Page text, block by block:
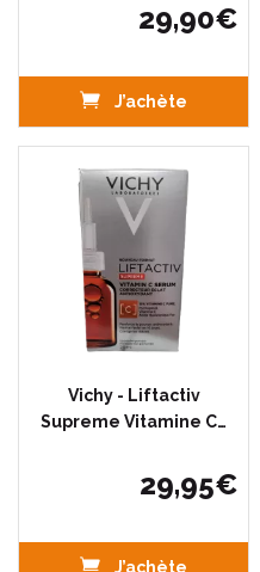
29,90€
J’achète
Vichy - Liftactiv
Supreme Vitamine C…
29,95€
J’achète